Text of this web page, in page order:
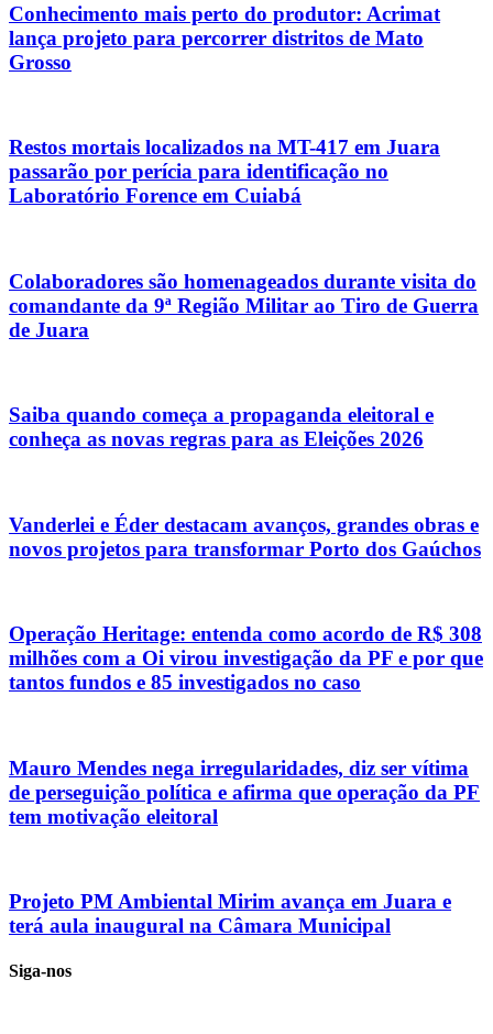
Conhecimento mais perto do produtor: Acrimat
lança projeto para percorrer distritos de Mato
Grosso
Restos mortais localizados na MT-417 em Juara
passarão por perícia para identificação no
Laboratório Forence em Cuiabá
Colaboradores são homenageados durante visita do
comandante da 9ª Região Militar ao Tiro de Guerra
de Juara
Saiba quando começa a propaganda eleitoral e
conheça as novas regras para as Eleições 2026
Vanderlei e Éder destacam avanços, grandes obras e
novos projetos para transformar Porto dos Gaúchos
Operação Heritage: entenda como acordo de R$ 308
milhões com a Oi virou investigação da PF e por que
tantos fundos e 85 investigados no caso
Mauro Mendes nega irregularidades, diz ser vítima
de perseguição política e afirma que operação da PF
tem motivação eleitoral
Projeto PM Ambiental Mirim avança em Juara e
terá aula inaugural na Câmara Municipal
Siga-nos